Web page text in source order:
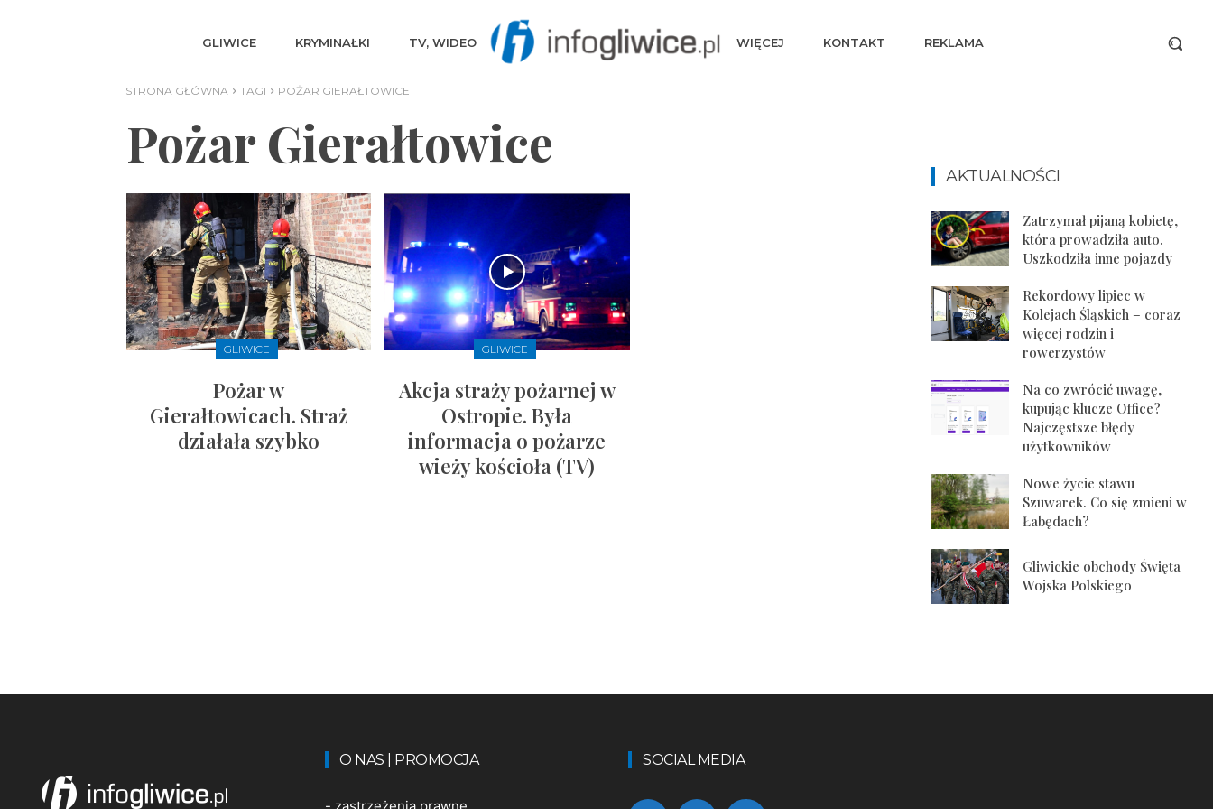
GLIWICE KRYMINAŁKI TV, WIDEO WIĘCEJ KONTAKT REKLAMA
STRONA GŁÓWNA TAGI POŻAR GIERAŁTOWICE
Pożar Gierałtowice
GLIWICE
Pożar w
Gierałtowicach. Straż
działała szybko
GLIWICE
Akcja straży pożarnej w
Ostropie. Była
informacja o pożarze
wieży kościoła (TV)
AKTUALNOŚCI
Zatrzymał pijaną kobietę,
która prowadziła auto.
Uszkodziła inne pojazdy
Rekordowy lipiec w
Kolejach Śląskich – coraz
więcej rodzin i
rowerzystów
Na co zwrócić uwagę,
kupując klucze Office?
Najczęstsze błędy
użytkowników
Nowe życie stawu
Szuwarek. Co się zmieni w
Łabędach?
Gliwickie obchody Święta
Wojska Polskiego
O NAS | PROMOCJA
- zastrzeżenia prawne
SOCIAL MEDIA